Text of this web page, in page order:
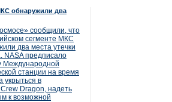
обнаружили два
сообщили, что
сегменте МКС
два места утечки
NASA предписало
Международной
станции на время
укрыться в
Dragon, надеть
к возможной